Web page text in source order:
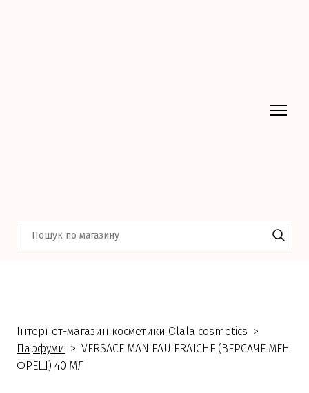
Інтернет-магазин косметики Olala cosmetics
Парфуми
VERSACE MAN EAU FRAICHE (ВЕРСАЧЕ МЕН
ФРЕШ) 40 МЛ